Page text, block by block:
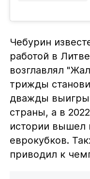
Чебурин
работой в
возглавлял
трижды
дважды
страны, а в
истории вышел
еврокубков.
приводил к